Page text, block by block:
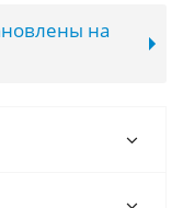
на